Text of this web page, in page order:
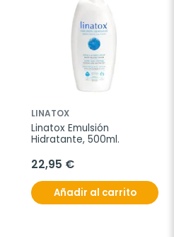
LINATOX
Linatox Emulsión
Hidratante, 500ml.
22,95 €
Añadir al carrito